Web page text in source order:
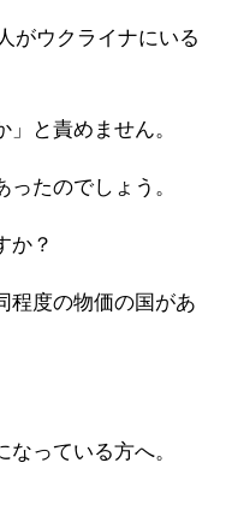
がウクライナにいる
と責めません。
たのでしょう。
か？
程度の物価の国があ
っている方へ。